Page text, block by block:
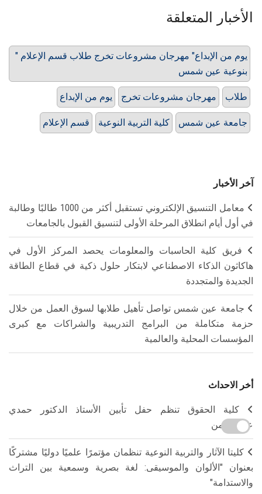
الأخبار المتعلقة
" يوم من الإبداع" مهرجان مشروعات تخرج طلاب قسم الإعلام
بنوعية عين شمس
يوم من الإبداع مهرجان مشروعات تخرج طلاب
قسم الإعلام كلية التربية النوعية جامعة عين شمس
آخر الأخبار
معامل التنسيق الإلكتروني تستقبل أكثر من 1000 طالبًا وطالبة
في أول أيام انطلاق المرحلة الأولى لتنسيق القبول بالجامعات
فريق كلية الحاسبات والمعلومات يحصد المركز الأول في
هاكاثون الذكاء الاصطناعي لابتكار حلول ذكية في قطاع الطاقة
الجديدة والمتجددة
جامعة عين شمس تواصل تأهيل طلابها لسوق العمل من خلال
حزمة متكاملة من البرامج التدريبية والشراكات مع كبرى
المؤسسات المحلية والعالمية
أخر الاحداث
كلية الحقوق تنظم حفل تأبين الأستاذ الدكتور حمدي
عبدالرحمن
كليتا الآثار والتربية النوعية تنظمان مؤتمرًا علميًا دوليًا مشتركًا
بعنوان "الألوان والموسيقى: لغة بصرية وسمعية بين التراث
والاستدامة"